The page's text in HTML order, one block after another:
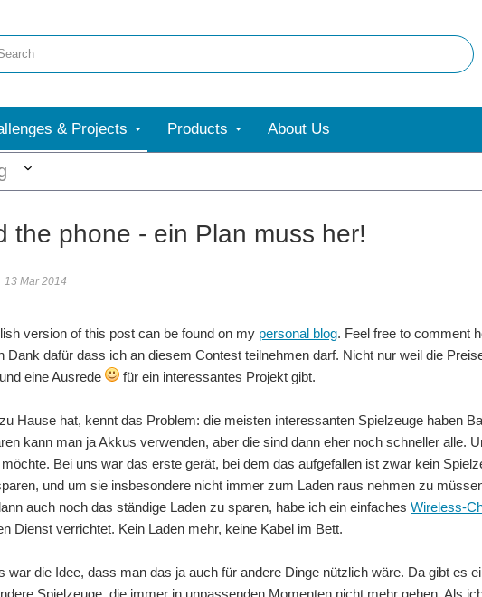
& Projects Products About Us
the phone - ein Plan muss her!
13 Mar 2014
version of this post can be found on my personal blog. Feel free to comment
Dank dafür dass ich an diesem Contest teilnehmen darf. Nicht nur weil die
eine Ausrede
für ein interessantes Projekt gibt.
Hause hat, kennt das Problem: die meisten interessanten Spielzeuge haben
kann man ja Akkus verwenden, aber die sind dann eher noch schneller alle.
Bei uns war das erste gerät, bei dem das aufgefallen ist zwar kein
und um sie insbesondere nicht immer zum Laden raus nehmen zu
auch noch das ständige Laden zu sparen, habe ich ein einfaches Wireless-
Dienst verrichtet. Kein Laden mehr, keine Kabel im Bett.
war die Idee, dass man das ja auch für andere Dinge nützlich wäre. Da gibt es
Spielzeuge, die immer in unpassenden Momenten nicht mehr gehen. Als